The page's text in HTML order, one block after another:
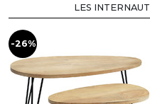
LES
-26%